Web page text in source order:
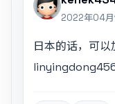
2022年04月
日本的话，可以